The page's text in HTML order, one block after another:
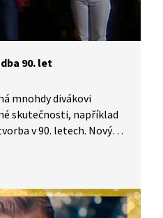
90. let
mnohdy divákovi
skutečnosti, například
v 90. letech. Nový
Už nebyl důležitý
ale prodejnost desek.
způsobilo? I tomu se